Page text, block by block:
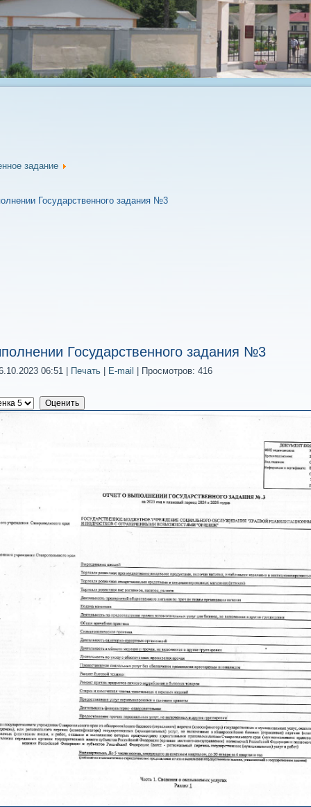
задание
Государственного задания №3
Государственного задания №3
06:51 Печать E-mail | Просмотров: 416